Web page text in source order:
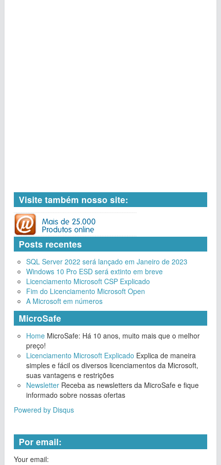
Visite também nosso site:
Posts recentes
SQL Server 2022 será lançado em Janeiro de 2023
Windows 10 Pro ESD será extinto em breve
Licenciamento Microsoft CSP Explicado
Fim do Licenciamento Microsoft Open
A Microsoft em números
MicroSafe
Home MicroSafe: Há 10 anos, muito mais que o melhor
preço!
Licenciamento Microsoft Explicado Explica de maneira
simples e fácil os diversos licenciamentos da Microsoft,
suas vantagens e restrições
Newsletter Receba as newsletters da MicroSafe e fique
informado sobre nossas ofertas
Powered by Disqus
Por email:
Your email: